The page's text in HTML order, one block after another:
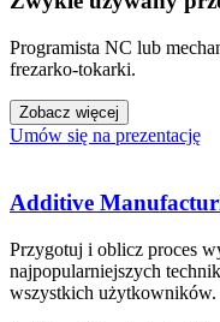
Programista NC lub
frezarko-tokarki.
Zobacz więcej
Umów się na prezentację
Additive
Przygotuj i oblicz proces
najpopularniejszych
wszystkich użytkowników.